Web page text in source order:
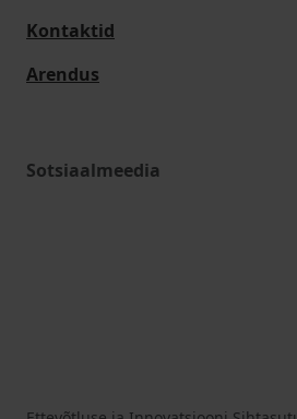
Kontaktid
Arendus
Sotsiaalmeedia